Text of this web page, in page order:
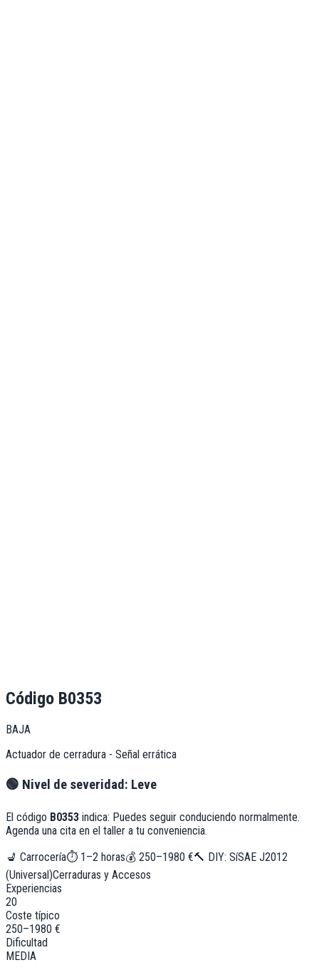
Código B0353
BAJA
Actuador de cerradura - Señal errática
🟢 Nivel de severidad: Leve
El código B0353 indica: Puedes seguir conduciendo normalmente.
Agenda una cita en el taller a tu conveniencia.
💺 Carrocería⏱ 1–2 horas💰 250–1980 €🔨 DIY: SíSAE J2012
(Universal)Cerraduras y Accesos
Experiencias
20
Coste típico
250–1980 €
Dificultad
MEDIA